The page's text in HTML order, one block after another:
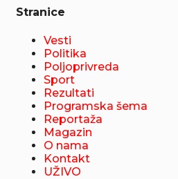
Stranice
Vesti
Politika
Poljoprivreda
Sport
Rezultati
Programska šema
Reportaža
Magazin
O nama
Kontakt
UŽIVO